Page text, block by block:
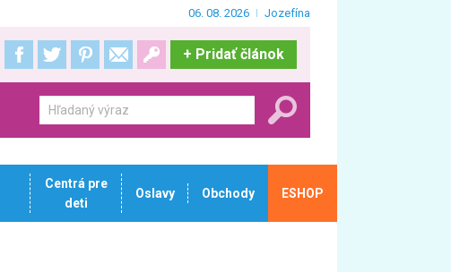
06. 08. 2026 Jozefína
+ Pridať článok
Centrá pre
deti
Oslavy Obchody ESHOP